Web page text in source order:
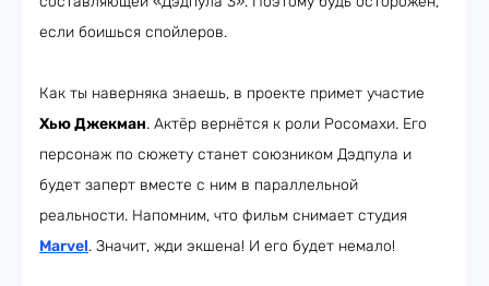
если боишься спойлеров.
Как ты наверняка знаешь, в проекте примет участие
Хью Джекман. Актёр вернётся к роли Росомахи. Его
персонаж по сюжету станет союзником Дэдпула и
будет заперт вместе с ним в параллельной
реальности. Напомним, что фильм снимает студия
Marvel. Значит, жди экшена! И его будет немало!